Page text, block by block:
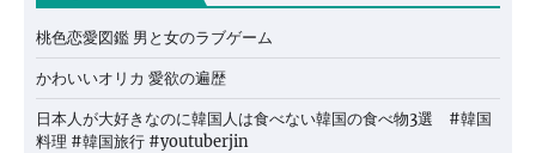
桃色恋愛図鑑 男と女のラブゲーム
かわいいオリカ 愛欲の遍歴
日本人が大好きなのに韓国人は食べない韓国の食べ物3選 #韓国
料理 #韓国旅行 #youtuberjin